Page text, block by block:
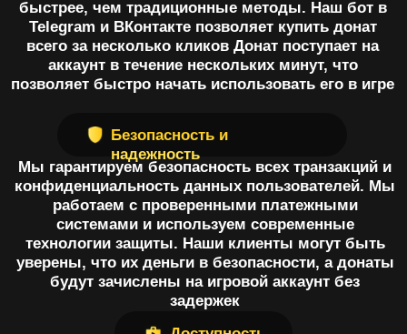
Мы работаем с широким списком игр в Google
Play и App Store. Мы постоянно расширяем
список игр, чтобы наши клиенты могли донатить
в любые любимые игры
Проверенное качество
Мы работаем на рынке уже более полутора лет и
за это время завоевали доверие тысяч игроков.
Наши клиенты оставляют положительные
отзывы о нашем сервисе, что свидетельствует о
его высоком качестве. Говоря проще, клиенты
выбирают Go Play Donate, потому что мы делаем
донаты в мобильные игры проще, безопаснее и
доступнее
Купить донат в любой игре или приложении